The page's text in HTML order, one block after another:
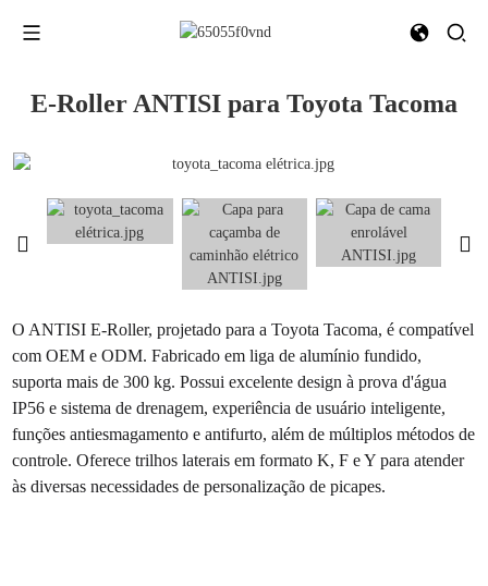
E-Roller ANTISI para Toyota Tacoma
O ANTISI E-Roller, projetado para a Toyota Tacoma, é compatível
com OEM e ODM. Fabricado em liga de alumínio fundido,
suporta mais de 300 kg. Possui excelente design à prova d'água
IP56 e sistema de drenagem, experiência de usuário inteligente,
funções antiesmagamento e antifurto, além de múltiplos métodos de
controle. Oferece trilhos laterais em formato K, F e Y para atender
às diversas necessidades de personalização de picapes.